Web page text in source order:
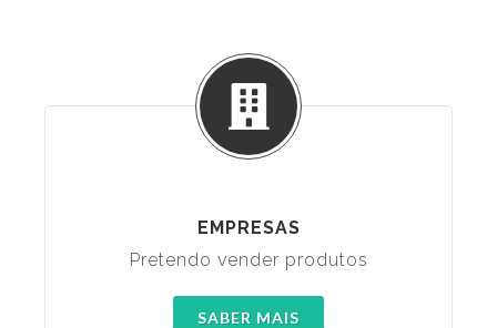
EMPRESAS
Pretendo vender produtos
SABER MAIS